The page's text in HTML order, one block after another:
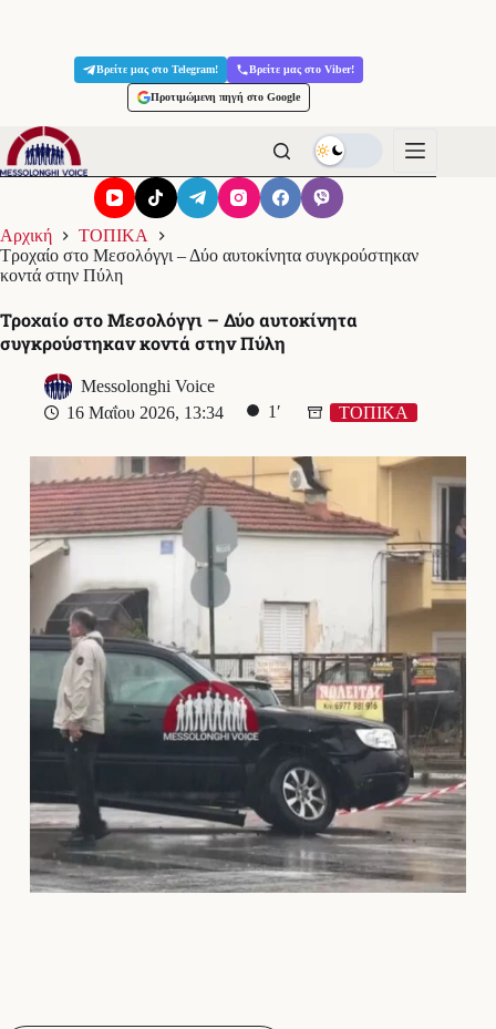
Βρείτε μας στο Telegram! Βρείτε μας στο Viber!
Προτιμώμενη πηγή στο Google
Αρχική
ΤΟΠΙΚΑ
Τροχαίο στο Μεσολόγγι – Δύο αυτοκίνητα συγκρούστηκαν
κοντά στην Πύλη
Τροχαίο στο Μεσολόγγι – Δύο αυτοκίνητα
συγκρούστηκαν κοντά στην Πύλη
Messolonghi Voice
16 Μαΐου 2026, 13:34
1′ ΤΟΠΙΚΑ